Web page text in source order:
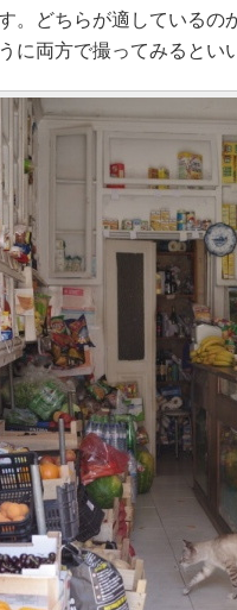
。どちらが適しているの
に両方で撮ってみるとい